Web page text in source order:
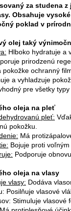
za studena
Obsahuje
poklad v
olej taký
Hlboko hydratuje a
prirodzenú
pokožke ochranný
a vyhladzuje
pre všetky
oleja na pleť
pleť:
pokožku.
Má
Bojuje proti
Podporuje
oleja na vlasy
vlasy: Dodáva
Posilňuje vlasové
Stimuluje vlasové